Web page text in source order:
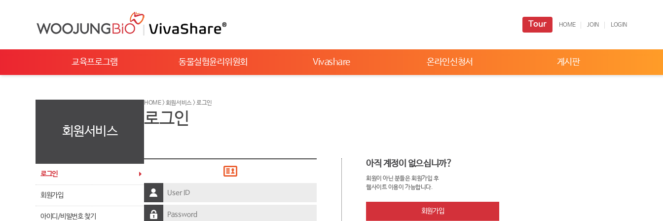
Tour HOME JOIN LOGIN
교육프로그램 동물실험윤리위원회 Vivashare 온라인신청서 게시판
회원서비스
로그인
회원가입
아이디/비밀번호 찾기
HOME > 회원서비스 > 로그인
로그인
아직 계정이 없으십니까?
회원이 아닌 분들은 회원가입 후
웹사이트 이용이 가능합니다.
회원가입